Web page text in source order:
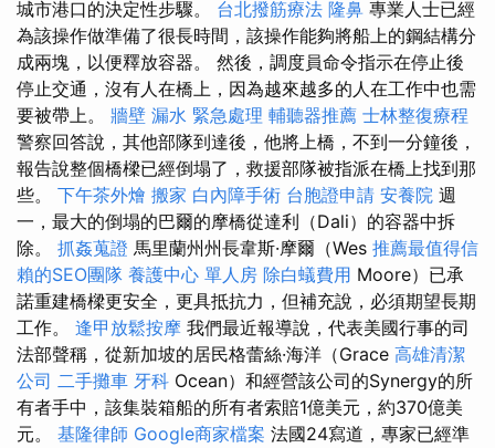
城市港口的決定性步驟。 台北撥筋療法 隆鼻 專業人士已經
為該操作做準備了很長時間，該操作能夠將船上的鋼結構分
成兩塊，以便釋放容器。 然後，調度員命令指示在停止後
停止交通，沒有人在橋上，因為越來越多的人在工作中也需
要被帶上。 牆壁 漏水 緊急處理 輔聽器推薦 士林整復療程
警察回答說，其他部隊到達後，他將上橋，不到一分鐘後，
報告說整個橋樑已經倒塌了，救援部隊被指派在橋上找到那
些。 下午茶外燴 搬家 白內障手術 台胞證申請 安養院 週
一，最大的倒塌的巴爾的摩橋從達利（Dali）的容器中拆
除。 抓姦蒐證 馬里蘭州州長韋斯·摩爾（Wes 推薦最值得信
賴的SEO團隊 養護中心 單人房 除白蟻費用 Moore）已承
諾重建橋樑更安全，更具抵抗力，但補充說，必須期望長期
工作。 逢甲放鬆按摩 我們最近報導說，代表美國行事的司
法部聲稱，從新加坡的居民格蕾絲·海洋（Grace 高雄清潔
公司 二手攤車 牙科 Ocean）和經營該公司的Synergy的所
有者手中，該集裝箱船的所有者索賠1億美元，約370億美
元。 基隆律師 Google商家檔案 法國24寫道，專家已經準